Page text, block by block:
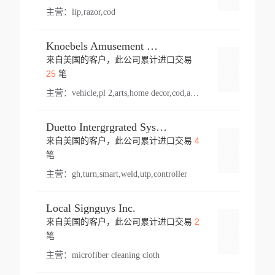
主营： lip,razor,cod
Knoebels Amusement Resort
来自美国的客户，此公司累计进口交易
25笔
主营： vehicle,pl 2,arts,home decor,cod,amusement ride,sea
Duetto Intergrgrated Systems Inc.
来自美国的客户，此公司累计进口交易 4
笔
主营： gh,turn,smart,weld,utp,controller
Local Signguys Inc.
来自美国的客户，此公司累计进口交易 2
笔
主营： microfiber cleaning cloth